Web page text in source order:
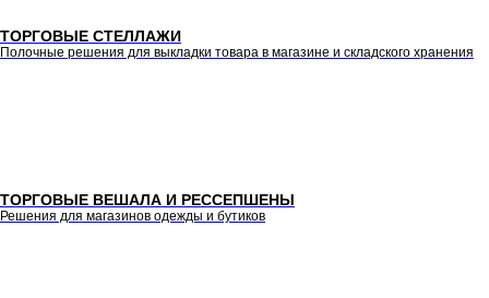
ТОРГОВЫЕ СТЕЛЛАЖИ
Полочные решения для выкладки товара в магазине и складского хранения
ТОРГОВЫЕ ВЕШАЛА И РЕССЕПШЕНЫ
Решения для магазинов одежды и бутиков